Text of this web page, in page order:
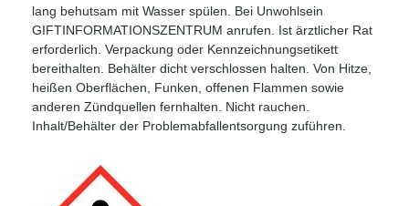
lang behutsam mit Wasser spülen. Bei Unwohlsein
GIFTINFORMATIONSZENTRUM anrufen. Ist ärztlicher Rat
erforderlich. Verpackung oder Kennzeichnungsetikett
bereithalten. Behälter dicht verschlossen halten. Von Hitze,
heißen Oberflächen, Funken, offenen Flammen sowie
anderen Zündquellen fernhalten. Nicht rauchen.
Inhalt/Behälter der Problemabfallentsorgung zuführen.